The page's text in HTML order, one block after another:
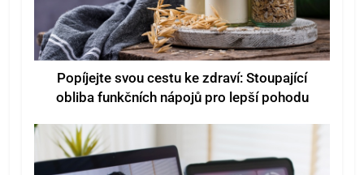
Popíjejte svou cestu ke zdraví: Stoupající
obliba funkčních nápojů pro lepší pohodu